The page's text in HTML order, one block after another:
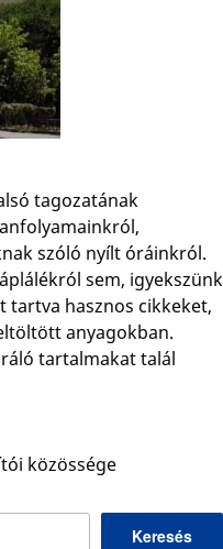
tagozatának
szóló nyílt óráinkról.
sem, igyekszünk
tartva hasznos cikkeket,
anyagokban.
tartalmakat talál
közössége
Keresés